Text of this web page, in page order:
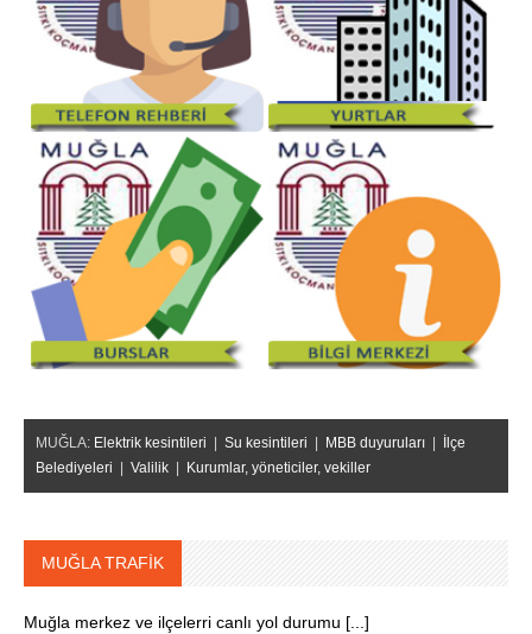
MUĞLA: Elektrik kesintileri Su kesintileri MBB duyuruları
İlçe
Belediyeleri
Valilik Kurumlar, yöneticiler, vekiller
MUĞLA TRAFİK
Muğla merkez ve ilçelerri canlı yol durumu [...]